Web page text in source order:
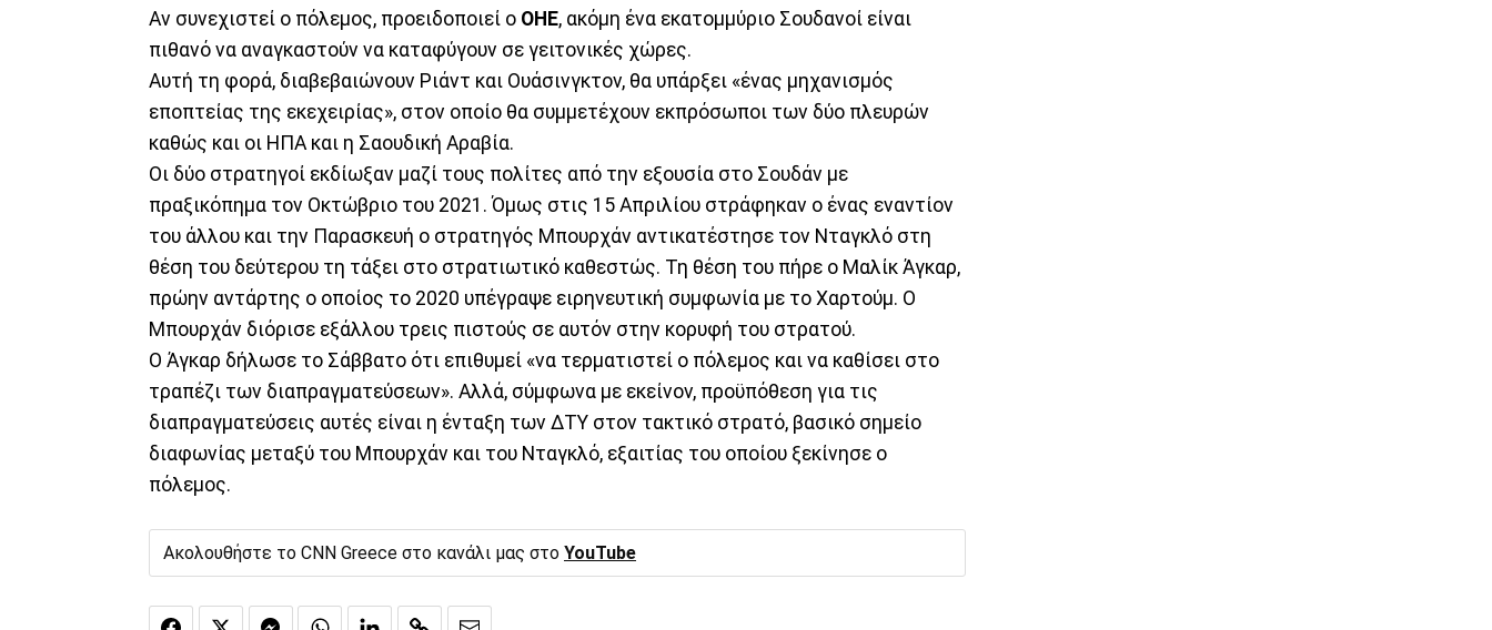
Αν συνεχιστεί ο πόλεμος, προειδοποιεί ο ΟΗΕ, ακόμη ένα εκατομμύριο Σουδανοί είναι
πιθανό να αναγκαστούν να καταφύγουν σε γειτονικές χώρες.
Αυτή τη φορά, διαβεβαιώνουν Ριάντ και Ουάσινγκτον, θα υπάρξει «ένας μηχανισμός
εποπτείας της εκεχειρίας», στον οποίο θα συμμετέχουν εκπρόσωποι των δύο πλευρών
καθώς και οι ΗΠΑ και η Σαουδική Αραβία.
Οι δύο στρατηγοί εκδίωξαν μαζί τους πολίτες από την εξουσία στο Σουδάν με
πραξικόπημα τον Οκτώβριο του 2021. Όμως στις 15 Απριλίου στράφηκαν ο ένας εναντίον
του άλλου και την Παρασκευή ο στρατηγός Μπουρχάν αντικατέστησε τον Νταγκλό στη
θέση του δεύτερου τη τάξει στο στρατιωτικό καθεστώς. Τη θέση του πήρε ο Μαλίκ Άγκαρ,
πρώην αντάρτης ο οποίος το 2020 υπέγραψε ειρηνευτική συμφωνία με το Χαρτούμ. Ο
Μπουρχάν διόρισε εξάλλου τρεις πιστούς σε αυτόν στην κορυφή του στρατού.
Ο Άγκαρ δήλωσε το Σάββατο ότι επιθυμεί «να τερματιστεί ο πόλεμος και να καθίσει στο
τραπέζι των διαπραγματεύσεων». Αλλά, σύμφωνα με εκείνον, προϋπόθεση για τις
διαπραγματεύσεις αυτές είναι η ένταξη των ΔΤΥ στον τακτικό στρατό, βασικό σημείο
διαφωνίας μεταξύ του Μπουρχάν και του Νταγκλό, εξαιτίας του οποίου ξεκίνησε ο
πόλεμος.
Ακολουθήστε το CNN Greece στο κανάλι μας στο YouTube